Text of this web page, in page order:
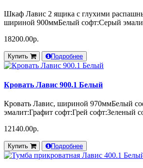
Шкаф Лавис 2 ящика с глухими
шириной 900ммБелый софт:Серый
18200.00р.
Купить Подробнее
Кровать Лавис 900.1 Белый
Кровать Лавис, шириной 970ммБелый
эмалит:Графит софт:Грей софт:Зеленый
12140.00р.
Купить Подробнее